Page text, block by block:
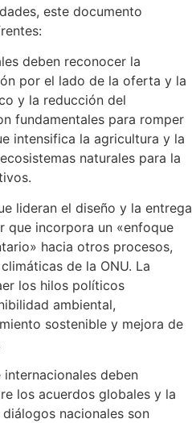
este documento
deben reconocer la
por el lado de la oferta y la
y la reducción del
fundamentales para romper
intensifica la agricultura y la
naturales para la
lideran el diseño y la entrega
que incorpora un «enfoque
hacia otros procesos,
de la ONU. La
los hilos políticos
ambiental,
sostenible y mejora de
deben
los acuerdos globales y la
nacionales son